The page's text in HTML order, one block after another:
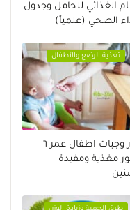
الغذائي للحامل وجدول
الصحي (علمياً)
تغذية الرضع والأطفال
أفكار وجبات اطفال عمر ٦
مغذية ومفيدة